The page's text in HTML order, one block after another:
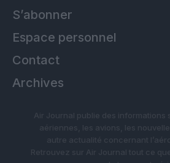
S’abonner
Espace personnel
Contact
Archives